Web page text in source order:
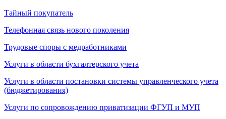
Тайный покупатель
Телефонная связь нового поколения
Трудовые споры с медработниками
Услуги в области бухгалтерского учета
Услуги в области постановки системы управленческого учета
(бюджетирования)
Услуги по сопровождению приватизации ФГУП и МУП